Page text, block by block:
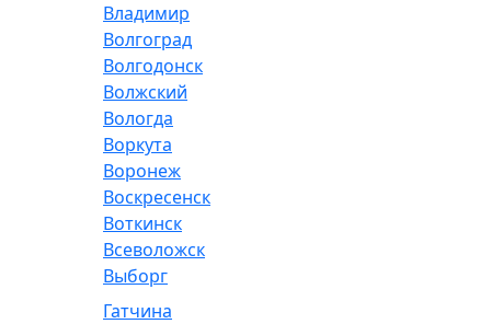
Владимир
Волгоград
Волгодонск
Волжский
Вологда
Воркута
Воронеж
Воскресенск
Воткинск
Всеволожск
Выборг
Гатчина